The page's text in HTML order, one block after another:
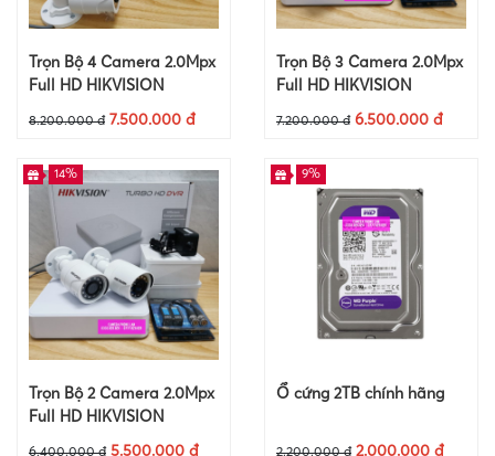
Trọn Bộ 4 Camera 2.0Mpx
Full HD HIKVISION
8.200.000 đ 7.500.000 đ
Trọn Bộ 3 Camera 2.0Mpx
Full HD HIKVISION
7.200.000 đ 6.500.000 đ
Trọn Bộ 2 Camera 2.0Mpx
Full HD HIKVISION
14%
6.400.000 đ 5.500.000 đ
Ổ cứng 2TB chính hãng
9%
2.200.000 đ 2.000.000 đ